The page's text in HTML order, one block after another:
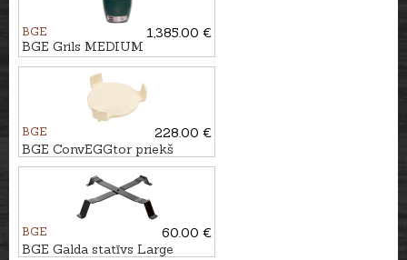
BGE
1,385.00 €
BGE Grils MEDIUM
BGE
228.00 €
BGE ConvEGGtor priekš
XLarge grila
BGE
60.00 €
BGE Galda statīvs Large